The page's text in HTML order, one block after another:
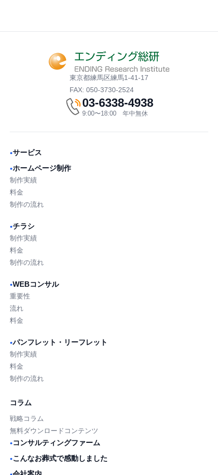
東京都練馬区練馬1-41-17
FAX: 050-3730-2524
03-6338-4938
9:00〜18:00 年中無休
●サービス
●ホームページ制作
制作実績
料金
制作の流れ
●チラシ
制作実績
料金
制作の流れ
●WEBコンサル
重要性
流れ
料金
●パンフレット・リーフレット
制作実績
料金
制作の流れ
コラム
戦略コラム
無料ダウンロードコンテンツ
● コンサルティングファーム
●こんなお葬式で感動しました